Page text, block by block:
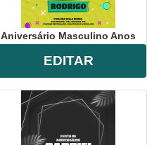
Aniversário Masculino Anos
EDITAR